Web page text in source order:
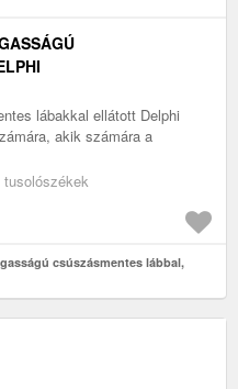
lábakkal ellátott Delphi
akik számára a
csúszásmentes lábbal,